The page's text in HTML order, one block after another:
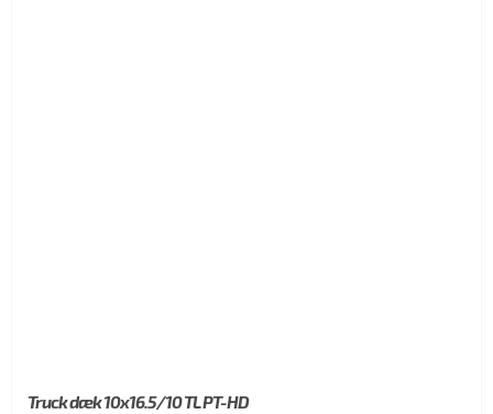
Truck dæk 10x16.5/10 TL PT-HD